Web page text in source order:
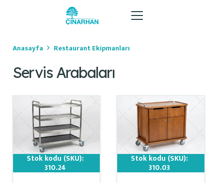
Anasayfa Restaurant Ekipmanları
Servis Arabaları
Stok kodu (SKU):
310.24
Stok kodu (SKU):
310.03